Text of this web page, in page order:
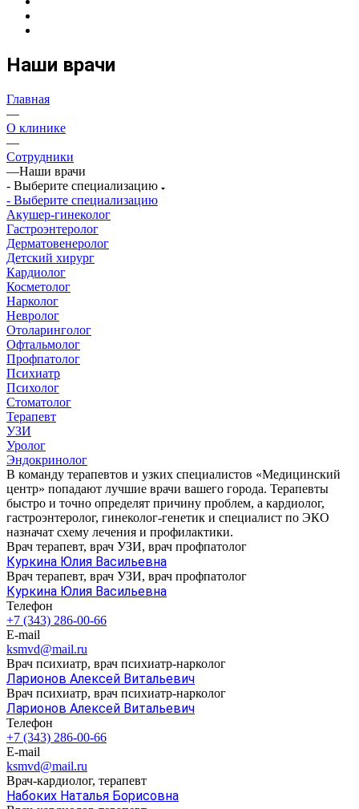
Наши врачи
Главная
—
О клинике
—
Сотрудники
—Наши врачи
- Выберите специализацию
- Выберите специализацию
Акушер-гинеколог
Гастроэнтеролог
Дерматовенеролог
Детский хирург
Кардиолог
Косметолог
Нарколог
Невролог
Отоларинголог
Офтальмолог
Профпатолог
Психиатр
Психолог
Стоматолог
Терапевт
УЗИ
Уролог
Эндокринолог
В команду терапевтов и узких специалистов «Медицинский
центр» попадают лучшие врачи вашего города. Терапевты
быстро и точно определят причину проблем, а кардиолог,
гастроэнтеролог, гинеколог-генетик и специалист по ЭКО
назначат схему лечения и профилактики.
Врач терапевт, врач УЗИ, врач профпатолог
Куркина Юлия Васильевна
Врач терапевт, врач УЗИ, врач профпатолог
Куркина Юлия Васильевна
Телефон
+7 (343) 286-00-66
E-mail
ksmvd@mail.ru
Врач психиатр, врач психиатр-нарколог
Ларионов Алексей Витальевич
Врач психиатр, врач психиатр-нарколог
Ларионов Алексей Витальевич
Телефон
+7 (343) 286-00-66
E-mail
ksmvd@mail.ru
Врач-кардиолог, терапевт
Набоких Наталья Борисовна